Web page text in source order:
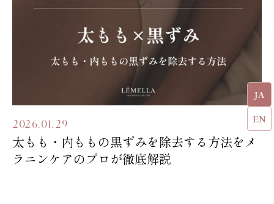
JA
EN
2026.01.29
太もも・内ももの黒ずみを除去する方法をメ
ラニンケアのプロが徹底解説